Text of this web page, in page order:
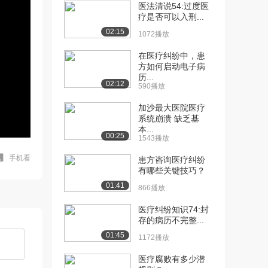
手机看
02:15
医法清说54:过度医
疗是否可以入刑...
1072播放
02:12
在医疗纠纷中，患
方如何启动电子病
历...
590播放
00:25
加沙最大医院医疗
系统崩溃 缺乏基
本...
1543播放
01:41
患方咨询医疗纠纷
有哪些关键技巧？
866播放
01:45
医疗纠纷知识74:封
存的病历不完整...
1172播放
医疗腐败有多少潜